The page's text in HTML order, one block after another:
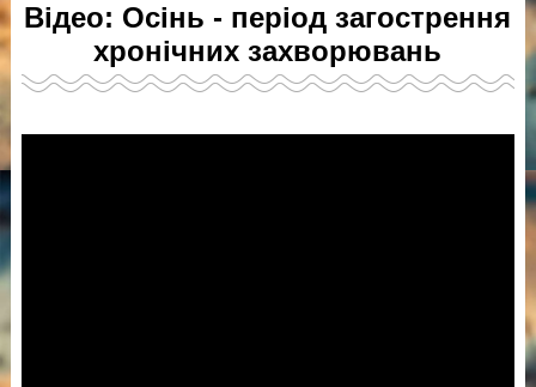
Відео: Осінь - період загострення
хронічних захворювань